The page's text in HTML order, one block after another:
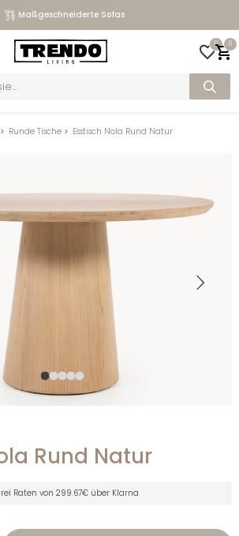
Maßgeschneiderte Sofas
0 0
> Runde Tische > Esstisch Nola Rund Natur
Rund Natur
Raten von 299.67€ über Klarna